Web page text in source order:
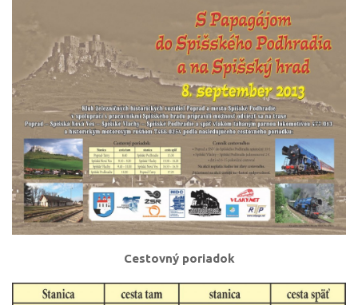
Cestovný poriadok